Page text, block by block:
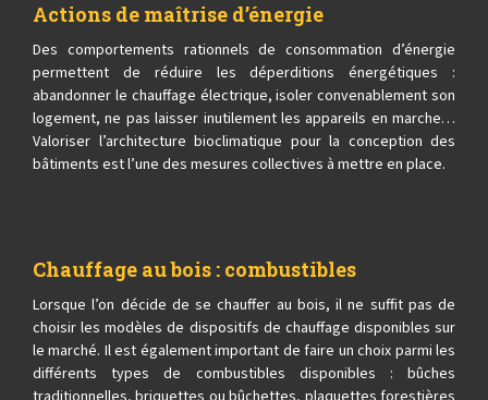
Actions de maîtrise d’énergie
Des comportements rationnels de consommation d’énergie
permettent de réduire les déperditions énergétiques :
abandonner le chauffage électrique, isoler convenablement son
logement, ne pas laisser inutilement les appareils en marche…
Valoriser l’architecture bioclimatique pour la conception des
bâtiments est l’une des mesures collectives à mettre en place.
Chauffage au bois : combustibles
Lorsque l’on décide de se chauffer au bois, il ne suffit pas de
choisir les modèles de dispositifs de chauffage disponibles sur
le marché. Il est également important de faire un choix parmi les
différents types de combustibles disponibles : bûches